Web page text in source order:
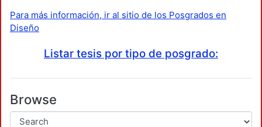
Para más información, ir al sitio de los Posgrados en
Diseño
Listar tesis por tipo de posgrado:
Browse